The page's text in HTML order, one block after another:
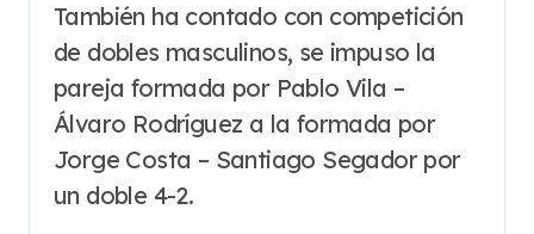
También ha contado con competición
de dobles masculinos, se impuso la
pareja formada por Pablo Vila –
Álvaro Rodríguez a la formada por
Jorge Costa – Santiago Segador por
un doble 4-2.